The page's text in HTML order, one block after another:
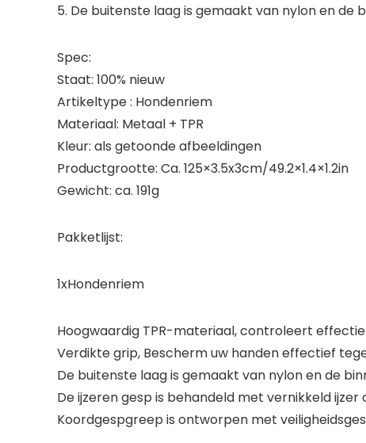
5. De buitenste laag is gemaakt van nylon en
Spec:
Staat: 100% nieuw
Artikeltype : Hondenriem
Materiaal: Metaal + TPR
Kleur: als getoonde afbeeldingen
Productgrootte: Ca. 125×3.5x3cm/49.2×1.4×1.2in
Gewicht: ca. 191g
Pakketlijst:
1xHondenriem
Hoogwaardig TPR-materiaal, controleert
Verdikte grip, Bescherm uw handen effectief
De buitenste laag is gemaakt van nylon en de
De ijzeren gesp is behandeld met vernikkeld
Koordgespgreep is ontworpen met